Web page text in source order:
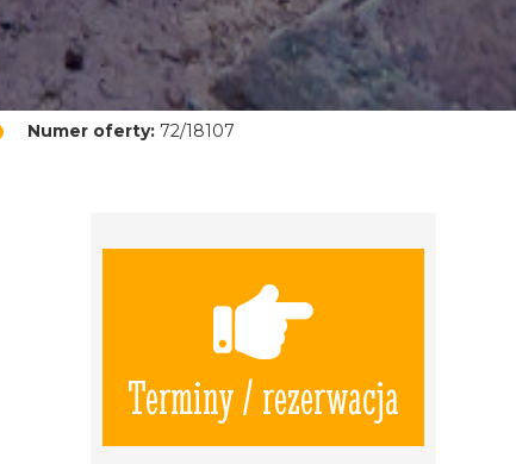
Numer oferty: 72/18107
Terminy / rezerwacja